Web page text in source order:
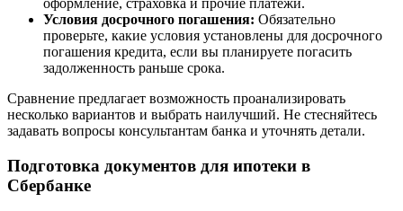
оформление, страховка и прочие платежи.
Условия досрочного погашения: Обязательно
проверьте, какие условия установлены для досрочного
погашения кредита, если вы планируете погасить
задолженность раньше срока.
Сравнение предлагает возможность проанализировать
несколько вариантов и выбрать наилучший. Не стесняйтесь
задавать вопросы консультантам банка и уточнять детали.
Подготовка документов для ипотеки в
Сбербанке